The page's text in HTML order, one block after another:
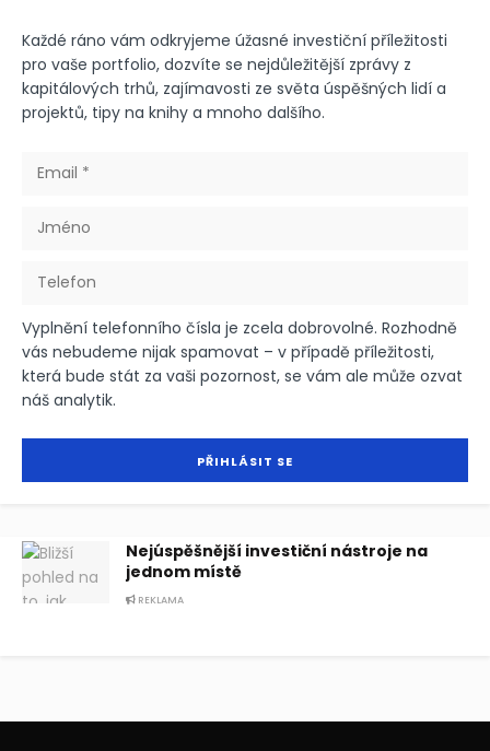
Každé ráno vám odkryjeme úžasné investiční příležitosti
pro vaše portfolio, dozvíte se nejdůležitější zprávy z
kapitálových trhů, zajímavosti ze světa úspěšných lidí a
projektů, tipy na knihy a mnoho dalšího.
Vyplnění telefonního čísla je zcela dobrovolné. Rozhodně
vás nebudeme nijak spamovat – v případě příležitosti,
která bude stát za vaši pozornost, se vám ale může ozvat
náš analytik.
Nejúspěšnější investiční nástroje na
jednom místě
REKLAMA